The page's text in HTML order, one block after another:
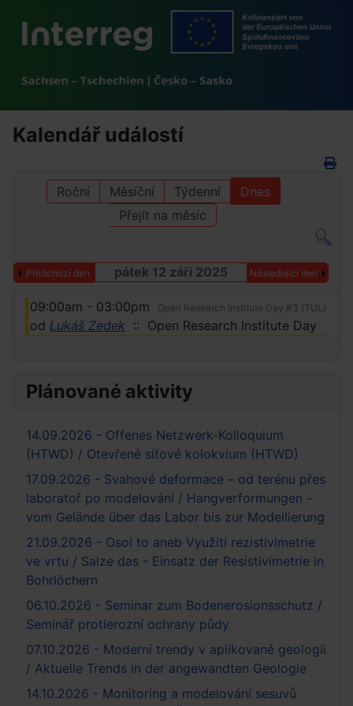
Kalendář událostí
Roční Měsíční Týdenní
Dnes
Přejít na měsíc
Předchozí den pátek 12 září 2025 Následující den
09:00am - 03:00pm Open Research Institute Day #3 (TUL)
od Lukáš Zedek :: Open Research Institute Day
Plánované aktivity
14.09.2026 - Offenes Netzwerk-Kolloquium
(HTWD) / Otevřené síťové kolokvium (HTWD)
17.09.2026 - Svahové deformace – od terénu přes
laboratoř po modelování / Hangverformungen –
vom Gelände über das Labor bis zur Modellierung
21.09.2026 - Osol to aneb Využití rezistivimetrie
ve vrtu / Salze das - Einsatz der Resistivimetrie in
Bohrlöchern
06.10.2026 - Seminar zum Bodenerosionsschutz /
Seminář protierozní ochrany půdy
07.10.2026 - Moderní trendy v aplikované geologii
/ Aktuelle Trends in der angewandten Geologie
14.10.2026 - Monitoring a modelování sesuvů